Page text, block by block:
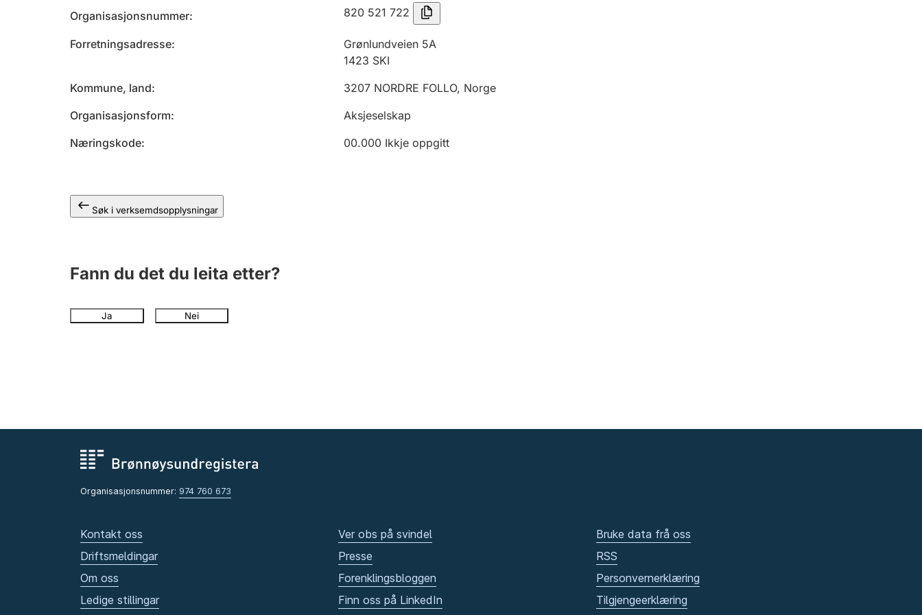
Organisasjonsnummer 820 521 722
Forretningsadresse
Grønlundveien 5A
1423 SKI
Kommune, land
3207 NORDRE FOLLO, Norge
Organisasjonsform
Aksjeselskap
Næringskode
00.000 Ikkje oppgitt
Søk i verksemdsopplysningar
Fann du det du leita etter?
Ja Nei
Organisasjonsnummer: 974 760 673
Kontakt oss
Driftsmeldingar
Om oss
Ledige stillingar
Ver obs på svindel
Presse
Forenklingsbloggen
Finn oss på LinkedIn
Bruke data frå oss
RSS
Personvernerklæring
Tilgjengeerklæring